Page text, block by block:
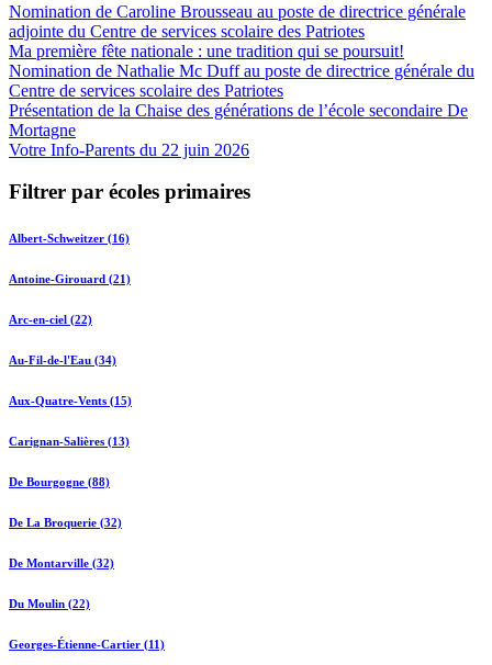
Nomination de Caroline Brousseau au poste de directrice générale
adjointe du Centre de services scolaire des Patriotes
Ma première fête nationale : une tradition qui se poursuit!
Nomination de Nathalie Mc Duff au poste de directrice générale du
Centre de services scolaire des Patriotes
Présentation de la Chaise des générations de l’école secondaire De
Mortagne
Votre Info-Parents du 22 juin 2026
Filtrer par écoles primaires
Albert-Schweitzer (16)
Antoine-Girouard (21)
Arc-en-ciel (22)
Au-Fil-de-l'Eau (34)
Aux-Quatre-Vents (15)
Carignan-Salières (13)
De Bourgogne (88)
De La Broquerie (32)
De Montarville (32)
Du Moulin (22)
Georges-Étienne-Cartier (11)